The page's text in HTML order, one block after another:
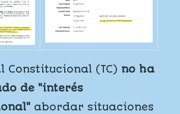
Constitucional (TC) no ha
de "interés
abordar situaciones